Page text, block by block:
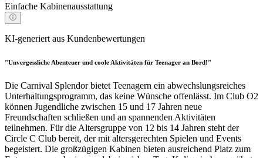
Einfache Kabinenausstattung
KI-generiert aus Kundenbewertungen
"Unvergessliche Abenteuer und coole Aktivitäten für Teenager an Bord!"
Die Carnival Splendor bietet Teenagern ein abwechslungsreiches
Unterhaltungsprogramm, das keine Wünsche offenlässt. Im Club O2
können Jugendliche zwischen 15 und 17 Jahren neue
Freundschaften schließen und an spannenden Aktivitäten
teilnehmen. Für die Altersgruppe von 12 bis 14 Jahren steht der
Circle C Club bereit, der mit altersgerechten Spielen und Events
begeistert. Die großzügigen Kabinen bieten ausreichend Platz zum